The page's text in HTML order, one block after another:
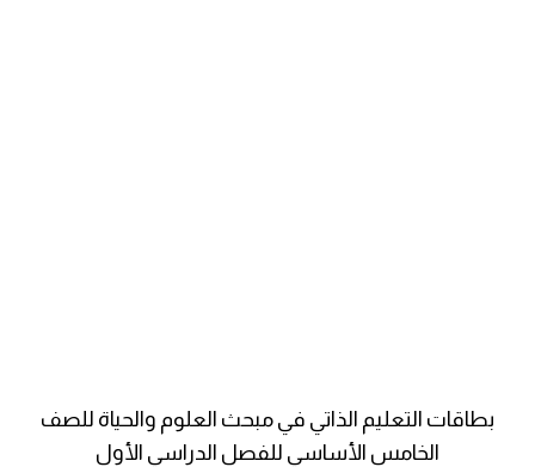
بطاقات التعليم الذاتي في مبحث العلوم والحياة للصف
الخامس الأساسي للفصل الدراسي الأول